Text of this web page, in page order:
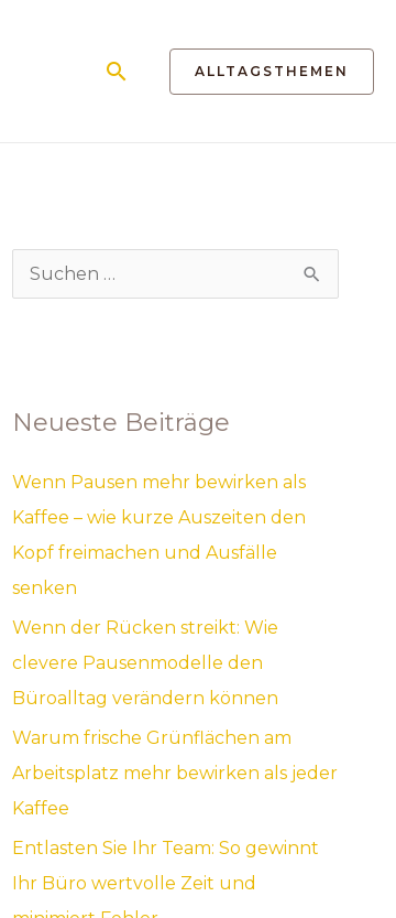
SuchenALLTAGSTHEMEN
e
n
a
c
h
:
Neueste Beiträge
Wenn Pausen mehr bewirken als
Kaffee – wie kurze Auszeiten den
Kopf freimachen und Ausfälle
senken
Wenn der Rücken streikt: Wie
clevere Pausenmodelle den
Büroalltag verändern können
Warum frische Grünflächen am
Arbeitsplatz mehr bewirken als jeder
Kaffee
Entlasten Sie Ihr Team: So gewinnt
Ihr Büro wertvolle Zeit und